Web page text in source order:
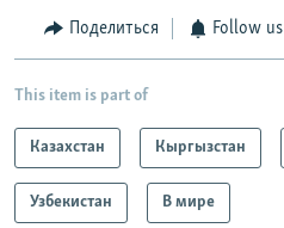
Поделиться Follow us
This item is part of
Казахстан Кыргызстан
Узбекистан В мире